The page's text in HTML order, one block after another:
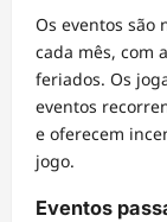
Os eventos são
cada mês, com
feriados. Os
eventos
e oferecem
jogo.
Eventos